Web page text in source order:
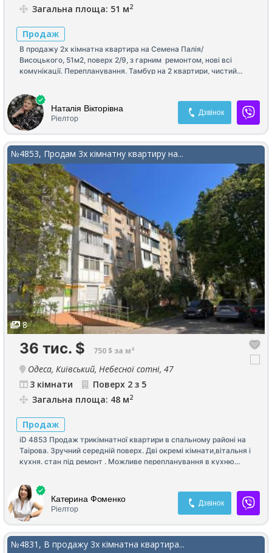
Загальна площа: 51 м2
Продаж
В продажу 2х кімнатна квартира на Семена Палія/
Висоцького, 51м2, поверх 2/9, з гарним ремонтом, нові всі
комунікації. Перепланування. Тамбур на 2 квартири, чистий
двір, дитячій майданчик, школи, садочки, магазини, все поряд.
Програма✅Наталія Вікторівна
Ріелтор
Дзвінок
№4853, Продам 3х кімнатну квартиру на...
8
36 тис. $ 750 $ за м²
Одеса, Київський, Небесної сотні, 47
3 кімнати
Поверх 2 з 5
Загальна площа: 48 м2
Продаж
iD 4853 Продаж трикімнатної квартири в спальному районі на
Таірова. Зручний середній поверх. Дві окремі кімнати,вітальня і
кухня. стан під ремонт . Можливе перепланування в кухню
Катерина Фоменко
Ріелтор
Дзвінок
№4831, В продажу 3х кімнатна квартира...